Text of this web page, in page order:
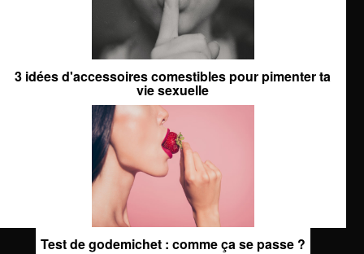
3 idées d'accessoires comestibles pour pimenter ta
vie sexuelle
Test de godemichet : comme ça se passe ?